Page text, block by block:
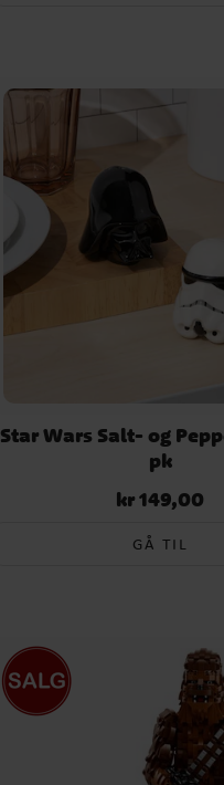
Star Wars Salt- og
pk
Pris :kr 149,00
kr 149,00
GÅ TIL